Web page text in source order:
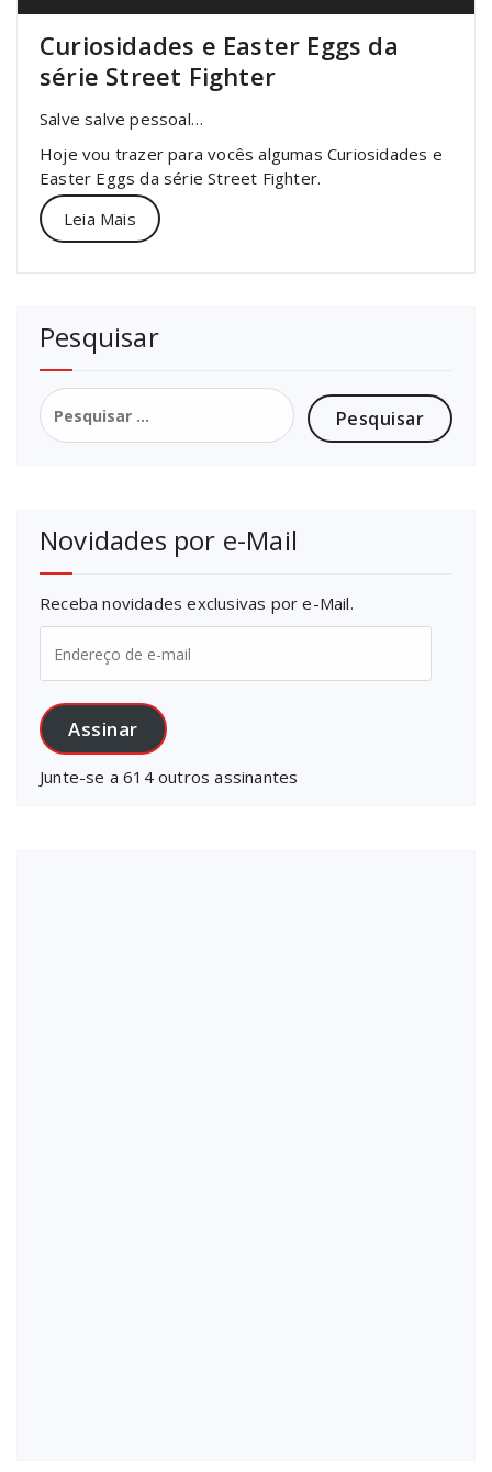
Curiosidades e Easter Eggs da
série Street Fighter
Salve salve pessoal…
Hoje vou trazer para vocês algumas Curiosidades e
Easter Eggs da série Street Fighter.
Leia Mais
Pesquisar
Pesquisar
por:
Novidades por e-Mail
Receba novidades exclusivas por e-Mail.
de
e-
mail
Assinar
Junte-se a 614 outros assinantes